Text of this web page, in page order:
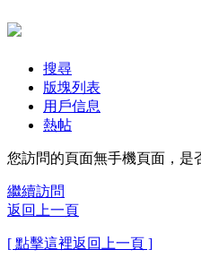
搜尋
版塊列表
用戶信息
熱帖
您訪問的頁面無手機頁面，是
繼續訪問
返回上一頁
[ 點擊這裡返回上一頁 ]